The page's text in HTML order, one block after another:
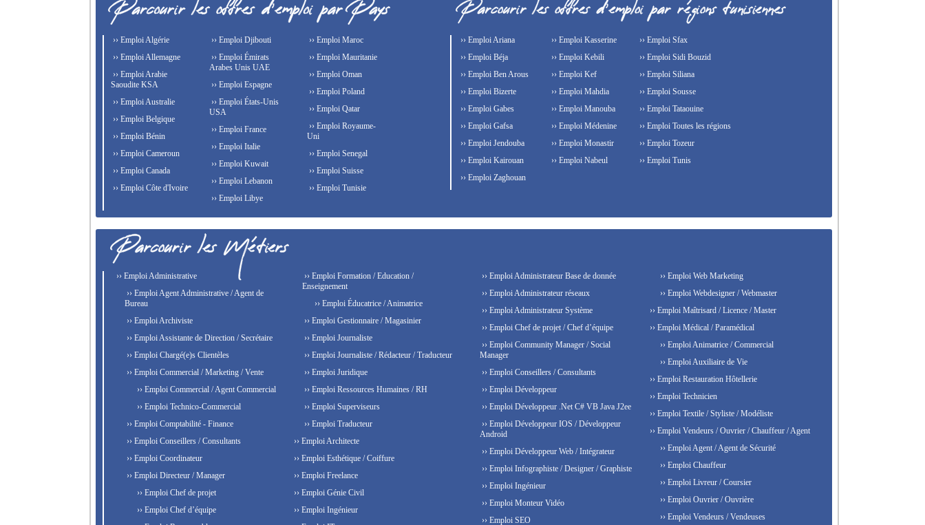
›› Emploi Algérie
›› Emploi Allemagne
›› Emploi Arabie
Saoudite KSA
›› Emploi Australie
›› Emploi Belgique
›› Emploi Bénin
›› Emploi Cameroun
›› Emploi Canada
›› Emploi Côte d'Ivoire
›› Emploi Djibouti
›› Emploi Émirats
Arabes Unis UAE
›› Emploi Espagne
›› Emploi États-Unis
USA
›› Emploi France
›› Emploi Italie
›› Emploi Kuwait
›› Emploi Lebanon
›› Emploi Libye
›› Emploi Maroc
›› Emploi Mauritanie
›› Emploi Oman
›› Emploi Poland
›› Emploi Qatar
›› Emploi Royaume-
Uni
›› Emploi Senegal
›› Emploi Suisse
›› Emploi Tunisie
›› Emploi Ariana
›› Emploi Béja
›› Emploi Ben Arous
›› Emploi Bizerte
›› Emploi Gabes
›› Emploi Gafsa
›› Emploi Jendouba
›› Emploi Kairouan
›› Emploi Kasserine
›› Emploi Kebili
›› Emploi Kef
›› Emploi Mahdia
›› Emploi Manouba
›› Emploi Médenine
›› Emploi Monastir
›› Emploi Nabeul
›› Emploi Sfax
›› Emploi Sidi Bouzid
›› Emploi Siliana
›› Emploi Sousse
›› Emploi Tataouine
›› Emploi Toutes les régions
›› Emploi Tozeur
›› Emploi Tunis
›› Emploi Zaghouan
›› Emploi Administrative
›› Emploi Agent Administrative / Agent de
Bureau
›› Emploi Archiviste
›› Emploi Assistante de Direction / Secrétaire
›› Emploi Chargé(e)s Clientèles
›› Emploi Commercial / Marketing / Vente
›› Emploi Commercial / Agent Commercial
›› Emploi Technico-Commercial
›› Emploi Comptabilité - Finance
›› Emploi Conseillers / Consultants
›› Emploi Coordinateur
›› Emploi Directeur / Manager
›› Emploi Chef de projet
›› Emploi Chef d’équipe
›› Emploi Formation / Education /
Enseignement
›› Emploi Éducatrice / Animatrice
›› Emploi Gestionnaire / Magasinier
›› Emploi Journaliste
›› Emploi Journaliste / Rédacteur / Traducteur
›› Emploi Juridique
›› Emploi Ressources Humaines / RH
›› Emploi Superviseurs
›› Emploi Traducteur
›› Emploi Architecte
›› Emploi Esthétique / Coiffure
›› Emploi Freelance
›› Emploi Génie Civil
›› Emploi Ingénieur
›› Emploi Administrateur Base de donnée
›› Emploi Administrateur réseaux
›› Emploi Administrateur Système
›› Emploi Chef de projet / Chef d’équipe
›› Emploi Community Manager / Social
Manager
›› Emploi Conseillers / Consultants
›› Emploi Développeur
›› Emploi Développeur .Net C# VB Java J2ee
›› Emploi Développeur IOS / Développeur
Android
›› Emploi Développeur Web / Intégrateur
›› Emploi Infographiste / Designer / Graphiste
›› Emploi Ingénieur
›› Emploi Monteur Vidéo
›› Emploi SEO
›› Emploi Web Marketing
›› Emploi Webdesigner / Webmaster
›› Emploi Maîtrisard / Licence / Master
›› Emploi Médical / Paramédical
›› Emploi Animatrice / Commercial
›› Emploi Auxiliaire de Vie
›› Emploi Restauration Hôtellerie
›› Emploi Technicien
›› Emploi Textile / Styliste / Modéliste
›› Emploi Vendeurs / Ouvrier / Chauffeur / Agent
›› Emploi Agent / Agent de Sécurité
›› Emploi Chauffeur
›› Emploi Livreur / Coursier
›› Emploi Ouvrier / Ouvrière
›› Emploi Vendeurs / Vendeuses